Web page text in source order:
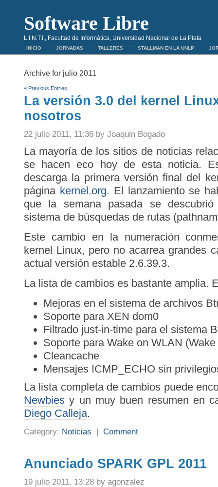
Software Libre
L.I.N.T.I., Facultad de Informática, Universidad Nacional de La Plata
INICIO JORNADAS TALLERES STALLMAN EN LA UNLP
Archive for julio 2011
« Previous Entries
La versión 3.0 del kernel
nosotros
22 julio 2011, 11:36 by Joaquin Bogado
La mayoría de los sitios de noticias
se hacen eco hoy de esta noticia.
descarga la primera versión final del
página kernel.org. El lanzamiento se
que la semana pasada se
sistema de búsquedas de rutas
Este cambio en la numeración
kernel Linux, pero no acarrea grandes
actual versión estable 2.6.39.3.
La lista de cambios es bastante amplia.
Mejoras en el sistema de archivos
Soporte para XEN dom0
Filtrado just-in-time para el sistema
Soporte para Wake on WLAN
Cleancache
Mensajes ICMP_ECHO sin
La lista completa de cambios puede
Newbies y un muy buen resumen en
Diego Calleja.
Category: Noticias | Comment
Anunciado SPARK GPL 2011
19 julio 2011, 13:28 by agonzalez